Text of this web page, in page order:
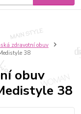
zdravotní obuv
38
obuv
38